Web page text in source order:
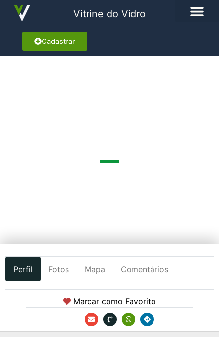
Vitrine do Vidro
Cadastrar
Perfil Fotos Mapa Comentários
Marcar como Favorito